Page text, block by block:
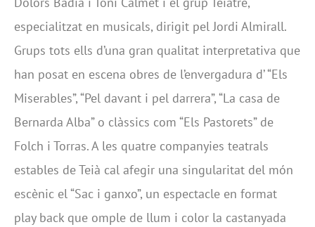
especialitzat en musicals, dirigit pel Jordi Almirall.
Grups tots ells d’una gran qualitat interpretativa que
han posat en escena obres de l’envergadura d’ “Els
Miserables”, “Pel davant i pel darrera”, “La casa de
Bernarda Alba” o clàssics com “Els Pastorets” de
Folch i Torras. A les quatre companyies teatrals
estables de Teià cal afegir una singularitat del món
escènic el “Sac i ganxo”, un espectacle en format
play back que omple de llum i color la castanyada